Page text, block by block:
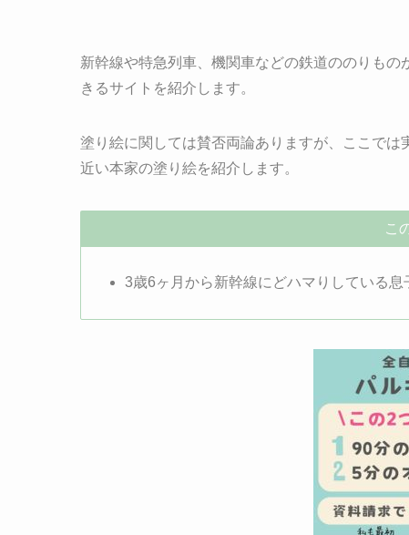
新幹線や特急列車、機関車などの鉄道ののりも
きるサイトを紹介します。
塗り絵に関しては賛否両論ありますが、ここでは
近い本家の塗り絵を紹介します。
こ
3歳6ヶ月から新幹線にどハマりしている